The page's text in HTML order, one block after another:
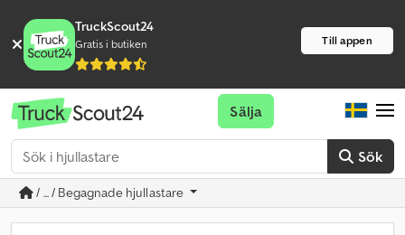
TruckScout24
Gratis i butiken Till appen
Sök
Sälja
/ ... / Begagnade hjullastare